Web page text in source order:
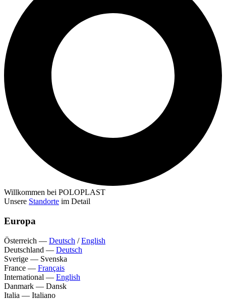
Willkommen bei POLOPLAST
Unsere Standorte im Detail
Europa
Österreich — Deutsch /English
Deutschland — Deutsch
Sverige — Svenska
France — Français
International — English
Danmark — Dansk
Italia — Italiano